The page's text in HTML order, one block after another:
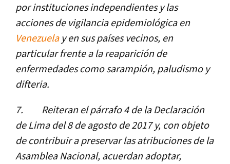
por instituciones independientes y las
acciones de vigilancia epidemiológica en
Venezuelay en sus paí­ses vecinos, en
particular frente a la reaparición de
enfermedades como sarampión, paludismo y
difteria.
7.
Reiteran el párrafo 4 de la Declaración
de Lima del 8 de agosto de 2017 y, con objeto
de contribuir a preservar las atribuciones de la
Asamblea Nacional, acuerdan adoptar,